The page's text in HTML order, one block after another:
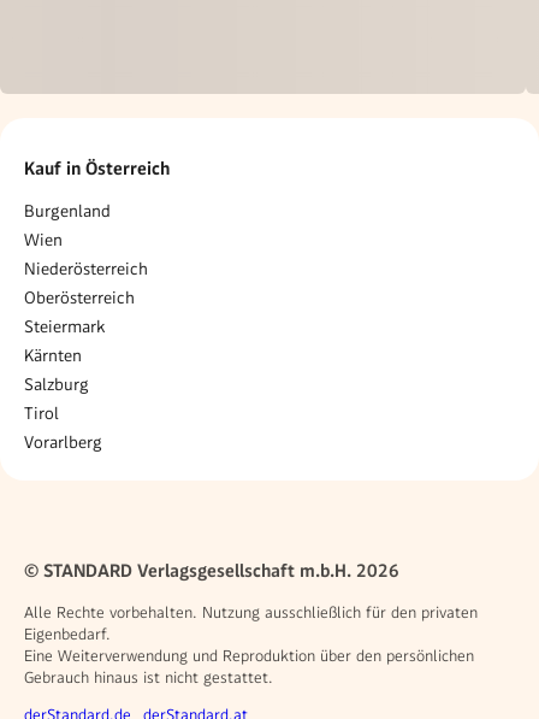
Kauf in Österreich
Burgenland
Wien
Niederösterreich
Oberösterreich
Steiermark
Kärnten
Salzburg
Tirol
Vorarlberg
© STANDARD Verlagsgesellschaft m.b.H. 2026
Alle Rechte vorbehalten. Nutzung ausschließlich für den privaten
Eigenbedarf.
Eine Weiterverwendung und Reproduktion über den persönlichen
Gebrauch hinaus ist nicht gestattet.
derStandard.de derStandard.at